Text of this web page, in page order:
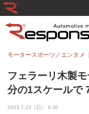
フェラーリ木製
分の1スケールで
モータースポーツ／エンタメ
2023.7.23（日） 9:30